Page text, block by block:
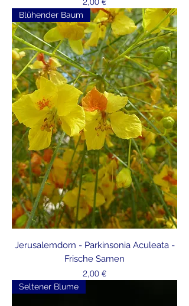
Blühender Baum
Jerusalemdorn - Parkinsonia Aculeata -
Frische Samen
Preis
2,00 €
Seltener Blume